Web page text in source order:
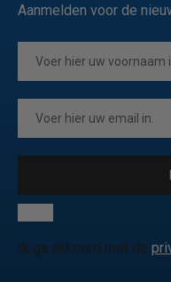
Aanmelden voor de
Ik ga akkoord met de